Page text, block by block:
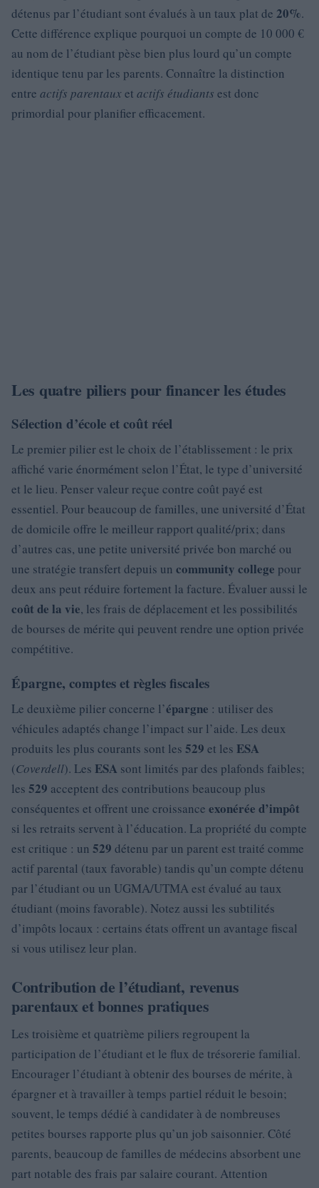
détenus par l’étudiant sont évalués à un taux plat de 20%.
Cette différence explique pourquoi un compte de 10 000 €
au nom de l’étudiant pèse bien plus lourd qu’un compte
identique tenu par les parents. Connaître la distinction
entre actifs parentauxet actifs étudiants est donc
primordial pour planifier efficacement.
Les quatre piliers pour financer les études
Sélection d’école et coût réel
Le premier pilier est le choix de l’établissement : le prix
affiché varie énormément selon l’État, le type d’université
et le lieu. Penser valeur reçue contre coût payé est
essentiel. Pour beaucoup de familles, une université d’État
de domicile offre le meilleur rapport qualité/prix; dans
d’autres cas, une petite université privée bon marché ou
une stratégie transfert depuis un community college pour
deux ans peut réduire fortement la facture. Évaluer aussi le
coût de la vie, les frais de déplacement et les possibilités
de bourses de mérite qui peuvent rendre une option privée
compétitive.
Épargne, comptes et règles fiscales
Le deuxième pilier concerne l’épargne : utiliser des
véhicules adaptés change l’impact sur l’aide. Les deux
produits les plus courants sont les 529 et les ESA
(Coverdell). Les ESA sont limités par des plafonds faibles;
les 529 acceptent des contributions beaucoup plus
conséquentes et offrent une croissance exonérée d’impôt
si les retraits servent à l’éducation. La propriété du compte
est critique : un 529 détenu par un parent est traité comme
actif parental (taux favorable) tandis qu’un compte détenu
par l’étudiant ou un UGMA/UTMA est évalué au taux
étudiant (moins favorable). Notez aussi les subtilités
d’impôts locaux : certains états offrent un avantage fiscal
si vous utilisez leur plan.
Contribution de l’étudiant, revenus
parentaux et bonnes pratiques
Les troisième et quatrième piliers regroupent la
participation de l’étudiant et le flux de trésorerie familial.
Encourager l’étudiant à obtenir des bourses de mérite, à
épargner et à travailler à temps partiel réduit le besoin;
souvent, le temps dédié à candidater à de nombreuses
petites bourses rapporte plus qu’un job saisonnier. Côté
parents, beaucoup de familles de médecins absorbent une
part notable des frais par salaire courant. Attention